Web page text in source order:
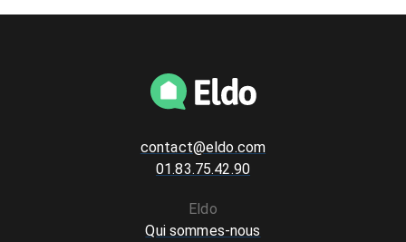
contact@eldo.com
01.83.75.42.90
Eldo
Qui sommes-nous